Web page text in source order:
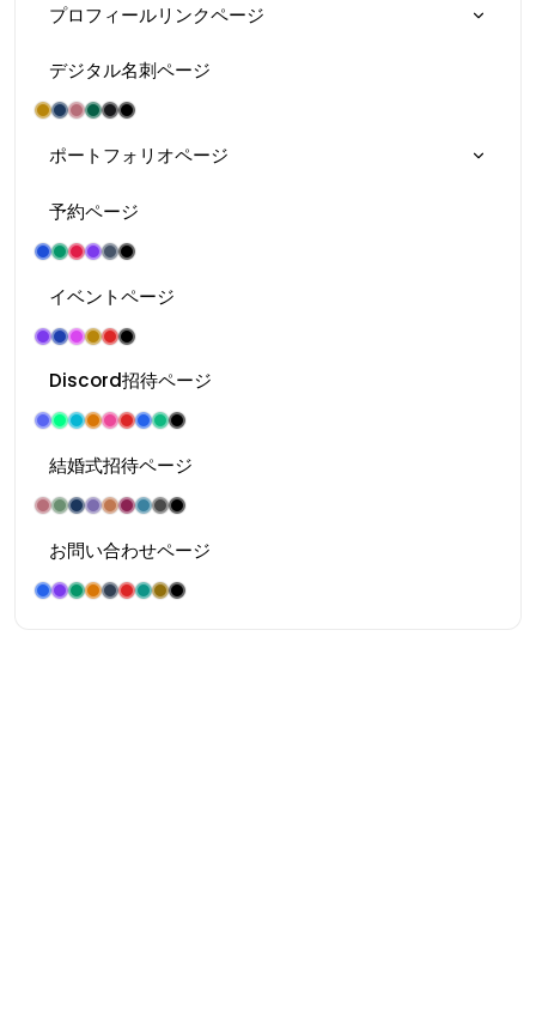
プロフィールリンクページ
デジタル名刺ページ
ポートフォリオページ
予約ページ
イベントページ
Discord招待ページ
結婚式招待ページ
お問い合わせページ